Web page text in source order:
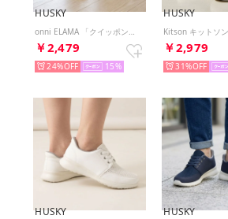
HUSKY
￥2,479
24% 15
HUSKY
￥2,979
31%
HUSKY HUSKY